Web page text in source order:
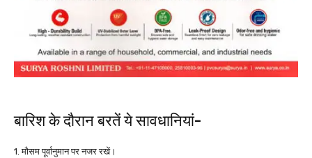
बारिश के दौरान बरतें ये सावधानियां-
1. मौसम पूर्वानुमान पर नजर रखें।